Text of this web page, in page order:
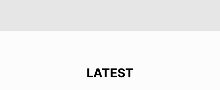
LATEST